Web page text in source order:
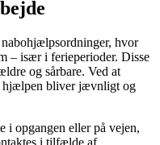
hvor
– især i ferieperioder. Disse
og sårbare. Ved at
hjælpen bliver jævnligt og
i opgangen eller på vejen,
i tilfælde af